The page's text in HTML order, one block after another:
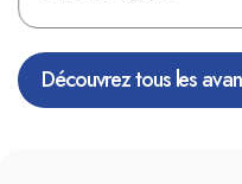
Découvrez tous les